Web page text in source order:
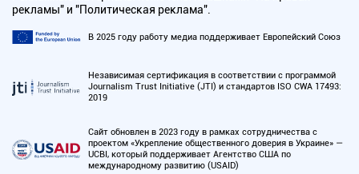
рекламы" и "Политическая реклама".
В 2025 году работу медиа поддерживает Европейский Союз
Независимая сертификация в соответствии с программой
Journalism Trust Initiative (JTI) и стандартов ISO CWA 17493:
2019
Сайт обновлен в 2023 году в рамках сотрудничества с
проектом «Укрепление общественного доверия в Украине» —
UCBI, который поддерживает Агентство США по
международному развитию (USAID)